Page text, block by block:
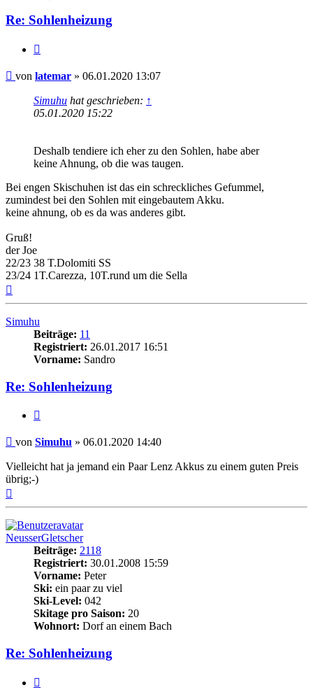
Re: Sohlenheizung
Beitrag
von latemar » 06.01.2020 13:07
Simuhu hat geschrieben: ↑
05.01.2020 15:22
Deshalb tendiere ich eher zu den Sohlen, habe aber
keine Ahnung, ob die was taugen.
Bei engen Skischuhen ist das ein schreckliches Gefummel,
zumindest bei den Sohlen mit eingebautem Akku.
keine ahnung, ob es da was anderes gibt.
Gruß!
der Joe
22/23 38 T.Dolomiti SS
23/24 1T.Carezza, 10T.rund um die Sella
Simuhu
Beiträge: 11
Registriert: 26.01.2017 16:51
Vorname: Sandro
Re: Sohlenheizung
Beitrag
von Simuhu » 06.01.2020 14:40
Vielleicht hat ja jemand ein Paar Lenz Akkus zu einem guten Preis
übrig;-)
NeusserGletscher
Beiträge: 2118
Registriert: 30.01.2008 15:59
Vorname: Peter
Ski: ein paar zu viel
Ski-Level: 042
Skitage pro Saison: 20
Wohnort: Dorf an einem Bach
Re: Sohlenheizung